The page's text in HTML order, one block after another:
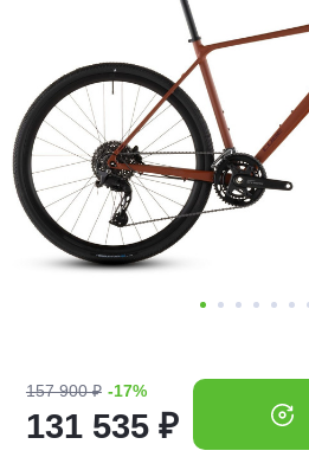
157 900 ₽ -17%
131 535 ₽
Добавляйте товары
в корзину
Оплачивайте сегодня
25% картой любого банка
выбранный способом
75% будут